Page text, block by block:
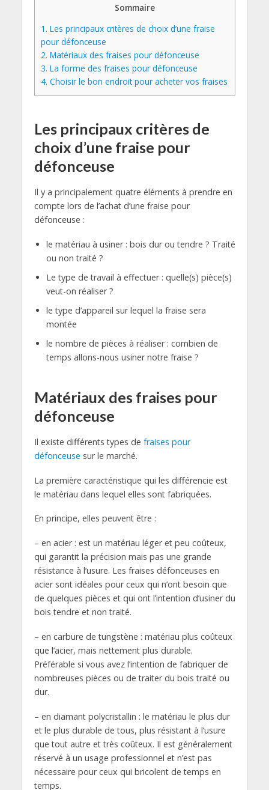
Sommaire
1. Les principaux critères de choix d’une fraise
pour défonceuse
2. Matériaux des fraises pour défonceuse
3. La forme des fraises pour défonceuse
4. Choisir le bon endroit pour acheter vos fraises
Les principaux critères de
choix d’une fraise pour
défonceuse
Il y a principalement quatre éléments à prendre en
compte lors de l’achat d’une fraise pour
défonceuse :
le matériau à usiner : bois dur ou tendre ? Traité
ou non traité ?
Le type de travail à effectuer : quelle(s) pièce(s)
veut-on réaliser ?
le type d’appareil sur lequel la fraise sera
montée
le nombre de pièces à réaliser : combien de
temps allons-nous usiner notre fraise ?
Matériaux des fraises pour
défonceuse
Il existe différents types de fraises pour
défonceuse sur le marché.
La première caractéristique qui les différencie est
le matériau dans lequel elles sont fabriquées.
En principe, elles peuvent être :
– en acier : est un matériau léger et peu coûteux,
qui garantit la précision mais pas une grande
résistance à l’usure. Les fraises défonceuses en
acier sont idéales pour ceux qui n’ont besoin que
de quelques pièces et qui ont l’intention d’usiner du
bois tendre et non traité.
– en carbure de tungstène : matériau plus coûteux
que l’acier, mais nettement plus durable.
Préférable si vous avez l’intention de fabriquer de
nombreuses pièces ou de traiter du bois traité ou
dur.
– en diamant polycristallin : le matériau le plus dur
et le plus durable de tous, plus résistant à l’usure
que tout autre et très coûteux. Il est généralement
réservé à un usage professionnel et n’est pas
nécessaire pour ceux qui bricolent de temps en
temps.